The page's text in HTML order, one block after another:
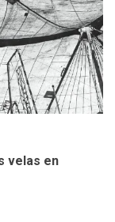
año de
HORA
a
Muerto
velas en